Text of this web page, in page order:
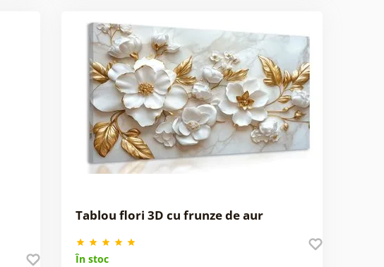
Tablou flori 3D cu frunze de aur
În stoc